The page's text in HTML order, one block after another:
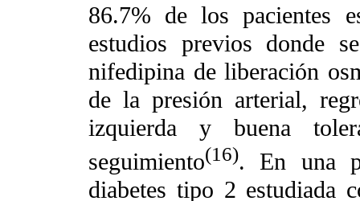
86.7% de los pacientes
estudios previos donde
nifedipina de liberación
de la presión arterial,
izquierda y buena
seguimiento(16). En una
diabetes tipo 2 estudiada